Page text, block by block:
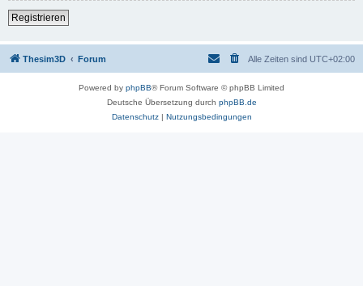
Registrieren
Thesim3D Forum Alle Zeiten sind UTC+02:00
Powered by phpBB® Forum Software © phpBB Limited
Deutsche Übersetzung durch phpBB.de
Datenschutz| Nutzungsbedingungen